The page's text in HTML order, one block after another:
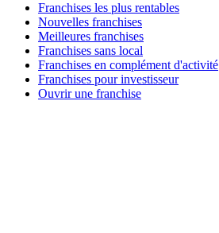
Franchises les plus rentables
Nouvelles franchises
Meilleures franchises
Franchises sans local
Franchises en complément d'activité
Franchises pour investisseur
Ouvrir une franchise